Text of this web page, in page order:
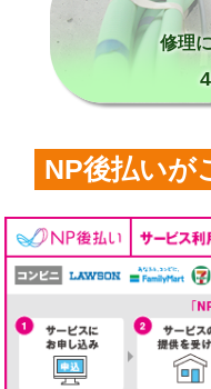
修理
NP後払いが